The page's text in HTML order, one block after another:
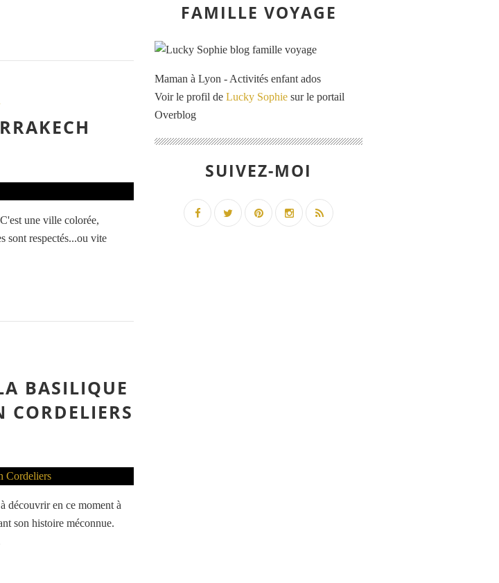
une ville colorée,
sont respectés...ou vite
BASILIQUE
CORDELIERS
découvrir en ce moment à
son histoire méconnue.
FAMILLE VOYAGE
Maman à Lyon - Activités enfant ados
Voir le profil de Lucky Sophie sur le portail
Overblog
SUIVEZ-MOI